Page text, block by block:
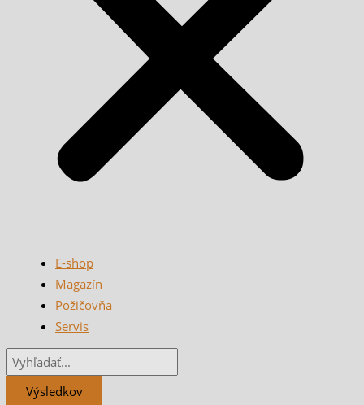
E-shop
Magazín
Požičovňa
Servis
Výsledkov